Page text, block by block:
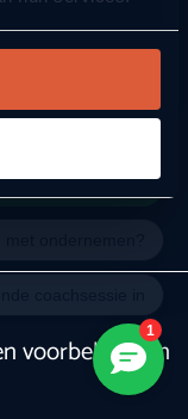
voorbehouden